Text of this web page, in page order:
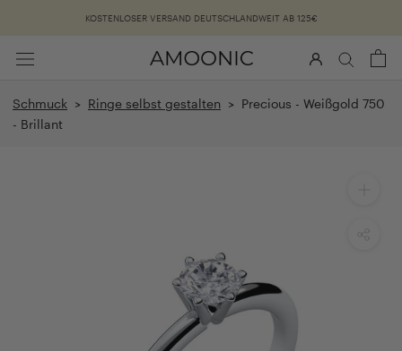
KOSTENLOSER VERSAND DEUTSCHLANDWEIT AB 125€
Schmuck > Ringe selbst gestalten > Precious - Weißgold 750
- Brillant